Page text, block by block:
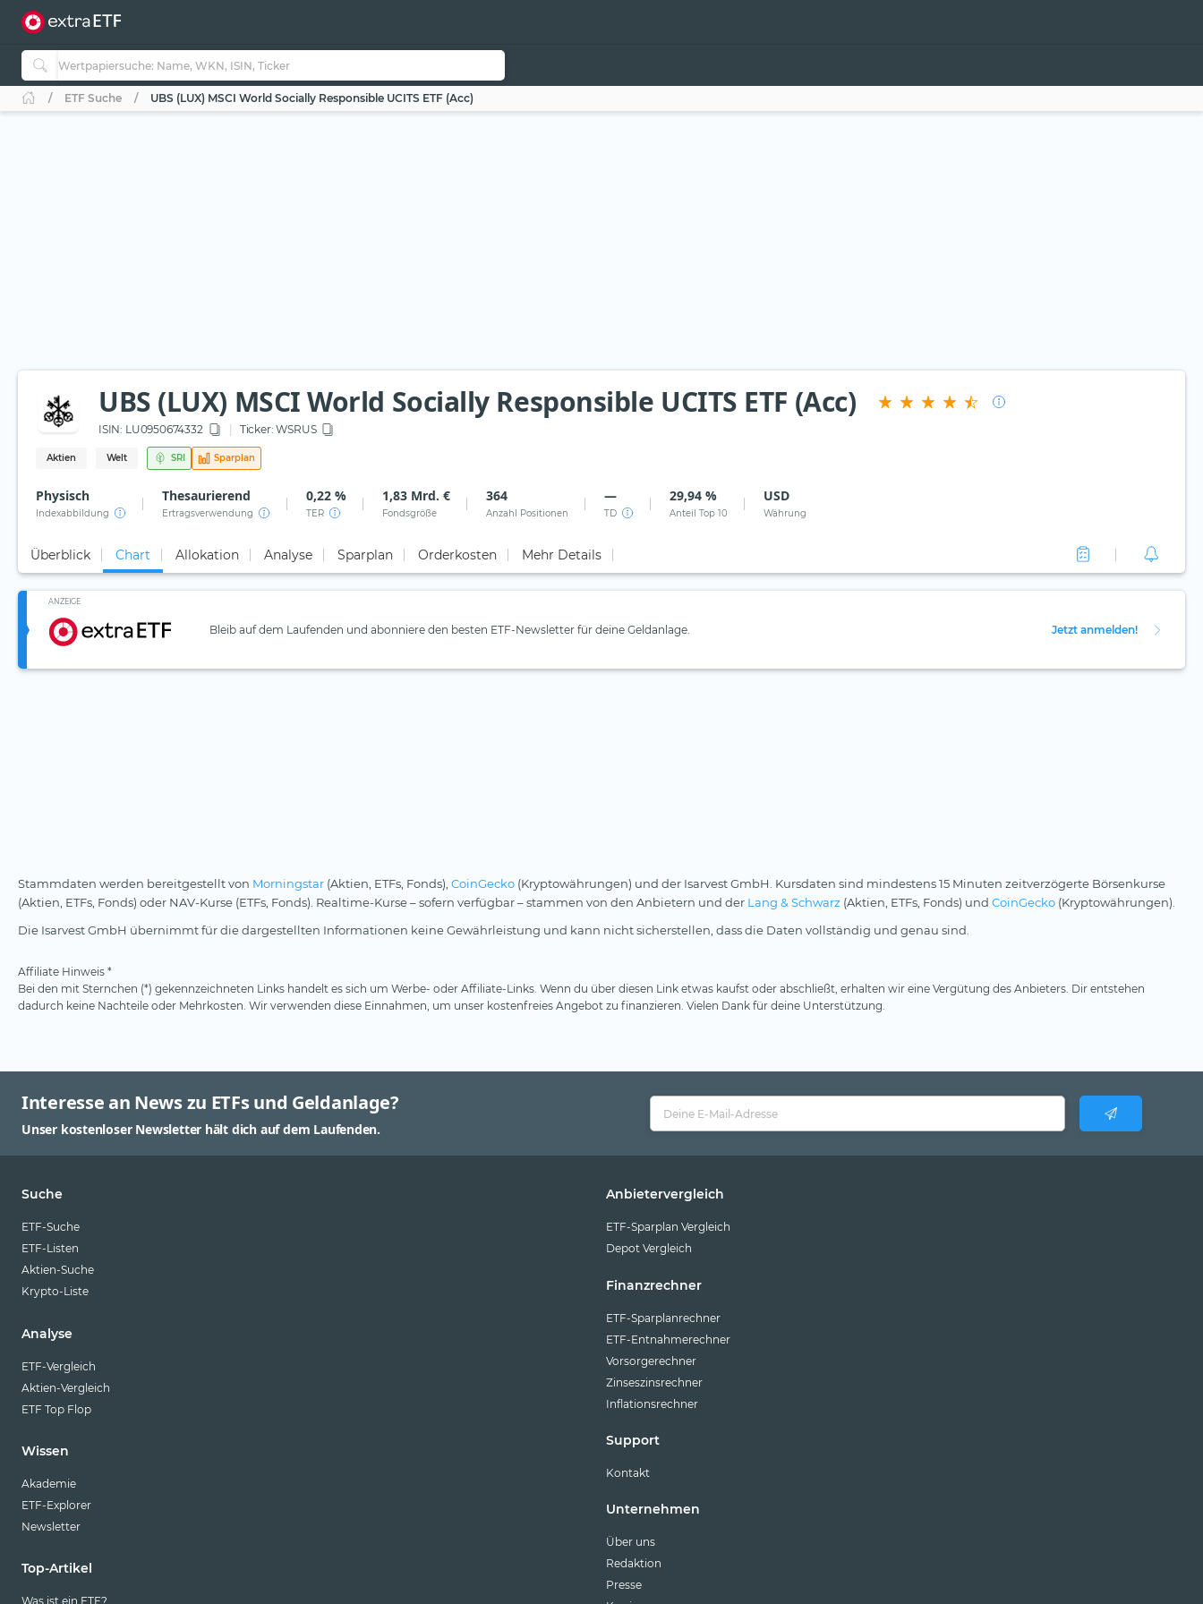
ETF Suche UBS (LUX) MSCI World Socially Responsible UCITS ETF (Acc)
UBS (LUX) MSCI World Socially Responsible UCITS ETF (Acc)
ISIN: LU0950674332 Ticker: WSRUS
Aktien Welt SRI Sparplan
Physisch
Indexabbildung
Thesaurierend
Ertragsverwendung
0,22 %
TER
1,83 Mrd. €
Fondsgröße
364
Anzahl Positionen
—
TD
29,94 %
Anteil Top 10
USD
Währung
Überblick Chart Allokation Analyse Sparplan Orderkosten Mehr Details
ANZEIGE
Bleib auf dem Laufenden und abonniere den besten ETF-Newsletter für deine Geldanlage. Jetzt anmelden!
Stammdaten werden bereitgestellt von Morningstar (Aktien, ETFs, Fonds), CoinGecko (Kryptowährungen) und der Isarvest GmbH. Kursdaten sind mindestens 15 Minuten zeitverzögerte Börsenkurse
(Aktien, ETFs, Fonds) oder NAV-Kurse (ETFs, Fonds). Realtime-Kurse – sofern verfügbar – stammen von den Anbietern und der Lang & Schwarz (Aktien, ETFs, Fonds) und CoinGecko (Kryptowährungen).
Die Isarvest GmbH übernimmt für die dargestellten Informationen keine Gewährleistung und kann nicht sicherstellen, dass die Daten vollständig und genau sind.
Affiliate Hinweis *
Bei den mit Sternchen (*) gekennzeichneten Links handelt es sich um Werbe- oder Affiliate-Links. Wenn du über diesen Link etwas kaufst oder abschließt, erhalten wir eine Vergütung des Anbieters. Dir entstehen
dadurch keine Nachteile oder Mehrkosten. Wir verwenden diese Einnahmen, um unser kostenfreies Angebot zu finanzieren. Vielen Dank für deine Unterstützung.
Interesse an News zu ETFs und Geldanlage?
Unser kostenloser Newsletter hält dich auf dem Laufenden.
Suche
ETF-Suche
ETF-Listen
Aktien-Suche
Krypto-Liste
Analyse
ETF-Vergleich
Aktien-Vergleich
ETF Top Flop
Wissen
Akademie
ETF-Explorer
Newsletter
Top-Artikel
Was ist ein ETF?
Anbietervergleich
ETF-Sparplan Vergleich
Depot Vergleich
Finanzrechner
ETF-Sparplanrechner
ETF-Entnahmerechner
Vorsorgerechner
Zinseszinsrechner
Inflationsrechner
Support
Kontakt
Unternehmen
Über uns
Redaktion
Presse